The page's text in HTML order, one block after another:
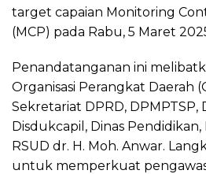
target capaian Monitoring
(MCP) pada Rabu, 5 Maret
Penandatanganan ini
Organisasi Perangkat Daerah
Sekretariat DPRD, DPMPTSP,
Disdukcapil, Dinas Pendidikan,
RSUD dr. H. Moh. Anwar.
untuk memperkuat